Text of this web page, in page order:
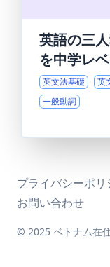
英語の三
を中学レ
英文法基礎 英
一般動詞
プライバシーポリ
お問い合わせ
© 2025 ベトナム在